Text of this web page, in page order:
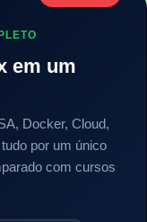
em um
Docker, Cloud,
por um único
com cursos